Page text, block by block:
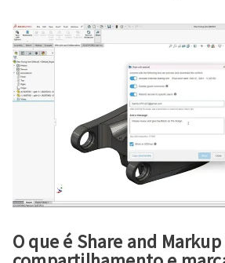
O que é Share and